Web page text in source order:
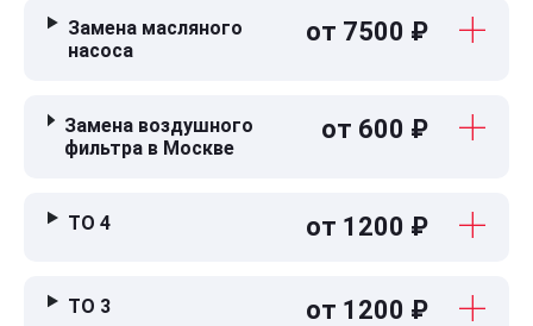
Замена масляного
насоса
от 7500 ₽
Замена воздушного
фильтра в Москве
от 600 ₽
ТО 4 от 1200 ₽
ТО 3 от 1200 ₽